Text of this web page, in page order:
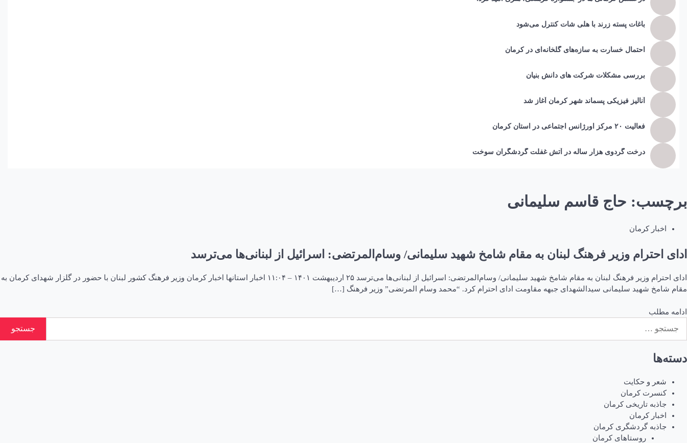
باغات پسته زرند با هلی شات کنترل می‌شود
احتمال خسارت به ساز‌ه‌های گلخانه‌ای در کرمان
بررسی مشکلات شرکت های دانش بنیان
آنالیز فیزیکی پسماند شهر کرمان آغاز شد
فعالیت ۲۰ مرکز اورژانس اجتماعی در استان کرمان
درخت گردوی هزار ساله در آتش غفلت گردشگران سوخت
برچسب: حاج قاسم سلیمانی
اخبار کرمان
ادای احترام وزیر فرهنگ لبنان به مقام شامخ شهید سلیمانی/‌ وسام‌المرتضی: اسرائیل از لبنانی‌ها می‌ترسد
ادای احترام وزیر فرهنگ لبنان به مقام شامخ شهید سلیمانی/‌ وسام‌المرتضی: اسرائیل از لبنانی‌ها می‌ترسد ۲۵ ارديبهشت ۱۴۰۱ – ۱۱:۰۴ اخبار استانها اخبار کرمان وزیر فرهنگ کشور لبنان با حضور در گلزار شهدای کرمان به
مقام شامخ شهید سلیمانی سیدالشهدای جبهه مقاومت ادای احترام کرد. “محمد وسام المرتضی” وزیر فرهنگ […]
ادامه مطلب
برای:
دسته‌ها
شعر و حکایت
کنسرت کرمان
جاذبه تاریخی کرمان
اخبار کرمان
جاذبه گردشگری کرمان
روستاهای کرمان